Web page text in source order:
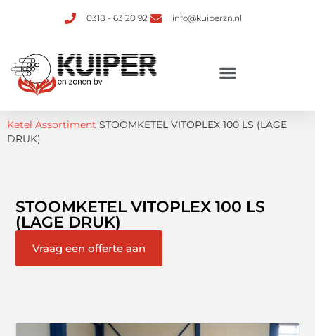
0318 - 63 20 92 info@kuiperzn.nl
Ketel Assortiment STOOMKETEL VITOPLEX 100 LS (LAGE
DRUK)
STOOMKETEL VITOPLEX 100 LS
(LAGE DRUK)
Vraag een offerte aan